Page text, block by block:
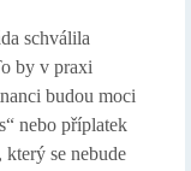
schválila
by v praxi
budou moci
nebo příplatek
se nebude